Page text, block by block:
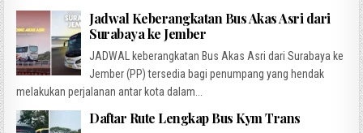
Jadwal Keberangkatan Bus Akas Asri dari
Surabaya ke Jember
JADWAL keberangkatan Bus Akas Asri dari Surabaya ke
Jember (PP) tersedia bagi penumpang yang hendak
melakukan perjalanan antar kota dalam...
Daftar Rute Lengkap Bus Kym Trans